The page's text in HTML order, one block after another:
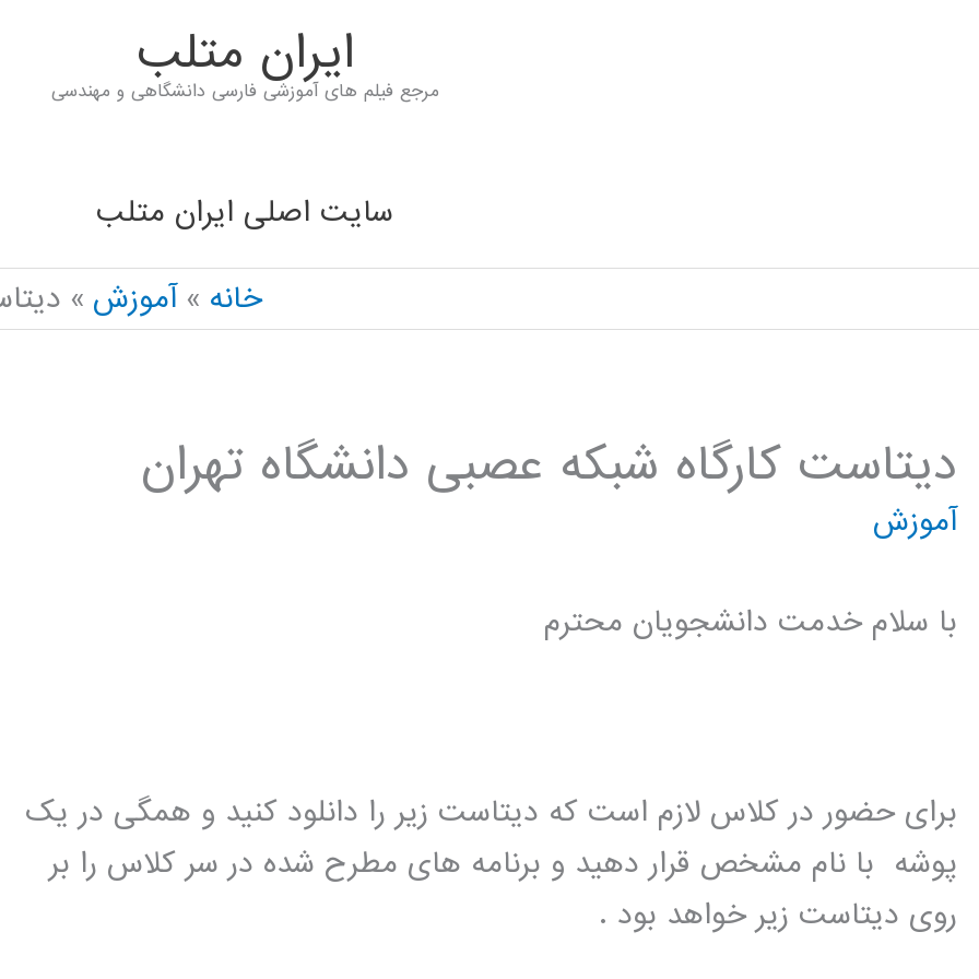
ايران متلب
مرجع فیلم های آموزشی فارسی دانشگاهی و مهندسی
سایت اصلی ایران متلب
خانه
آموزش
دیتاست کارگاه شبکه عصبی دانشگاه تهران
آموزش
با سلام خدمت دانشجویان محترم
برای حضور در کلاس لازم است که دیتاست زیر را دانلود کنید و همگی در یک
پوشه با نام مشخص قرار دهید و برنامه های مطرح شده در سر کلاس را بر
روی دیتاست زیر خواهد بود .